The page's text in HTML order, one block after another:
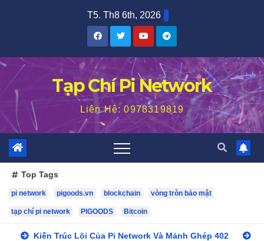
T5. Th8 6th, 2026
Tạp Chí Pi Network
Liên Hệ: 0978319819
Top Tags
pi network pigoods.vn blockchain vòng tròn bảo mật
tạp chí pi network PIGOODS Bitcoin
Kiến Trúc Lõi Của Pi Network Và Mảnh Ghép 402